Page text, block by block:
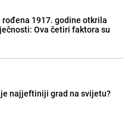
rođena 1917. godine otkrila
Ova četiri faktora su
najjeftiniji grad na svijetu?